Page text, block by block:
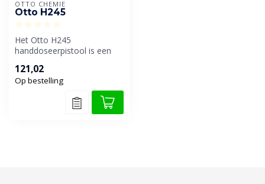
OTTO CHEMIE
Otto H245
Het Otto H245
handdoseerpistool is een
performance hulpmiddel
vo...
121,02
Op bestelling